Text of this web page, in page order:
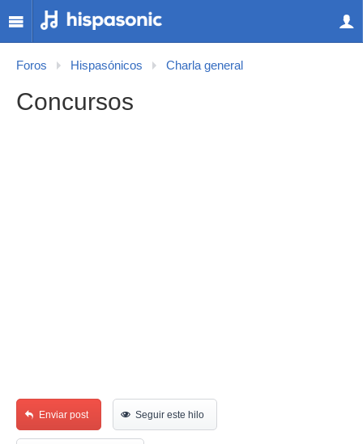
Foros Hispasónicos Charla general
Concursos
Enviar post Seguir este hilo